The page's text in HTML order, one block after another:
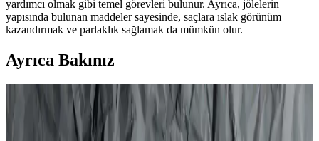
yardımcı olmak gibi temel görevleri bulunur. Ayrıca, jölelerin
yapısında bulunan maddeler sayesinde, saçlara ıslak görünüm
kazandırmak ve parlaklık sağlamak da mümkün olur.
Ayrıca Bakınız
Bonhair Şekillendirici Saç Jölesi 500 ml: Yüksek
Tutuculuk ve Doğal Hacim Sağlayan Ürün